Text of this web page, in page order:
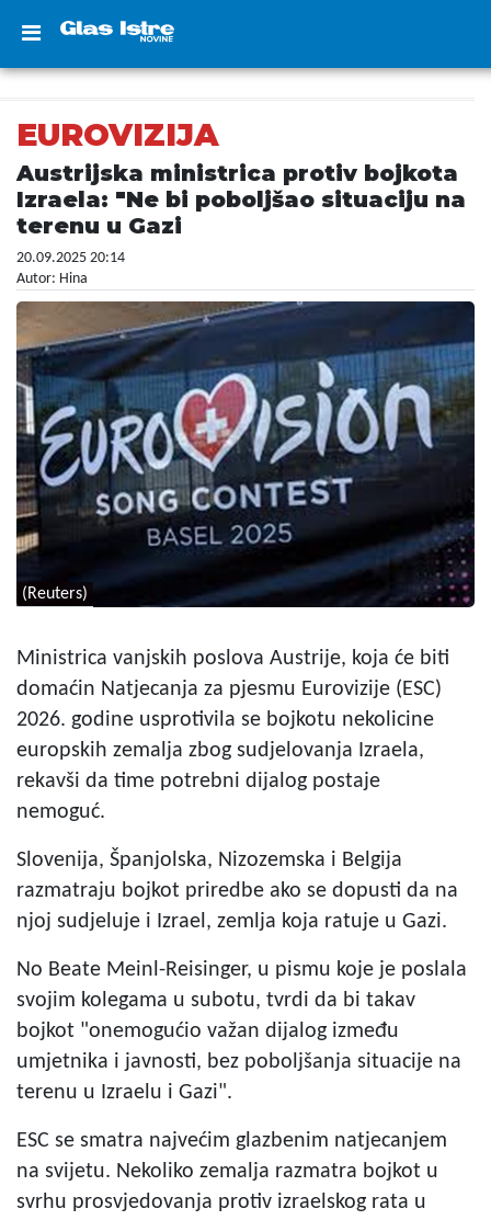
EUROVIZIJA
Austrijska ministrica protiv bojkota
Izraela: "Ne bi poboljšao situaciju na
terenu u Gazi
20.09.2025 20:14
Autor: Hina
(Reuters)
Ministrica vanjskih poslova Austrije, koja će biti
domaćin Natjecanja za pjesmu Eurovizije (ESC)
2026. godine usprotivila se bojkotu nekolicine
europskih zemalja zbog sudjelovanja Izraela,
rekavši da time potrebni dijalog postaje
nemoguć.
Slovenija, Španjolska, Nizozemska i Belgija
razmatraju bojkot priredbe ako se dopusti da na
njoj sudjeluje i Izrael, zemlja koja ratuje u Gazi.
No Beate Meinl-Reisinger, u pismu koje je poslala
svojim kolegama u subotu, tvrdi da bi takav
bojkot "onemogućio važan dijalog između
umjetnika i javnosti, bez poboljšanja situacije na
terenu u Izraelu i Gazi".
ESC se smatra najvećim glazbenim natjecanjem
na svijetu. Nekoliko zemalja razmatra bojkot u
svrhu prosvjedovanja protiv izraelskog rata u